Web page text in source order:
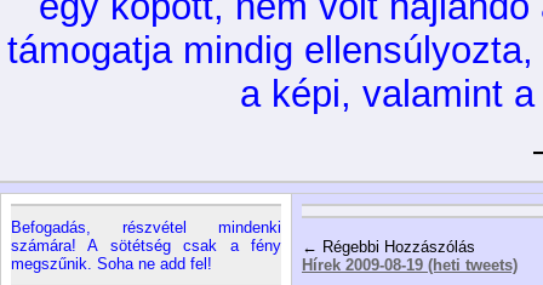
támogatja mindig
a képi, valamint
Befogadás, részvétel mindenki
számára! A sötétség csak a fény
megszűnik. Soha ne add fel!
← Régebbi Hozzászólás
Hírek 2009-08-19 (heti tweets)